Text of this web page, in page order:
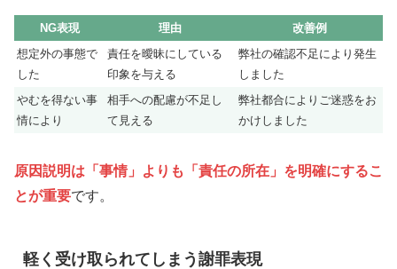
NG表現 理由
改善例
想定外の事態で
した
責任を曖昧にしている
印象を与える
弊社の確認不足により発生
しました
やむを得ない事
情により
相手への配慮が不足し
て見える
弊社都合によりご迷惑をお
かけしました
原因説明は「事情」よりも「責任の所在」を明確にするこ
とが重要です。
軽く受け取られてしまう謝罪表現